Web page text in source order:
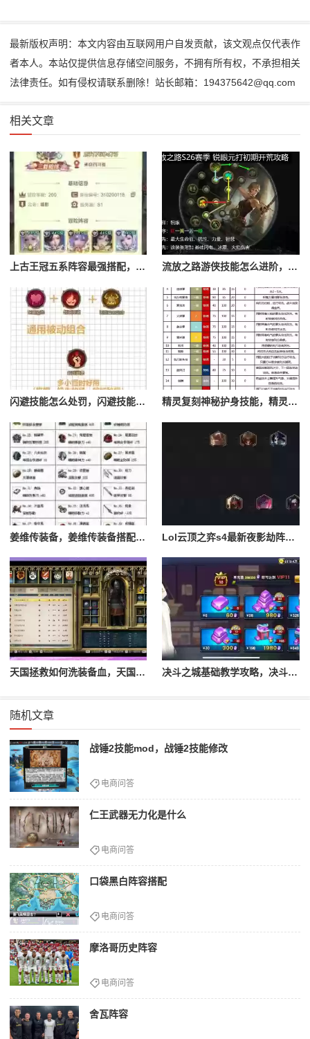
最新版权声明：本文内容由互联网用户自发贡献，该文观点仅代表作
者本人。本站仅提供信息存储空间服务，不拥有所有权，不承担相关
法律责任。如有侵权请联系删除！站长邮箱：194375642@qq.com
相关文章
上古王冠五系阵容最强搭配，上古王冠五星排行 流放之路游侠技能怎么进阶，流放之路游侠技能怎么进阶的
闪避技能怎么处罚，闪避技能怎么处罚队友 精灵复刻神秘护身技能，精灵复刻攻略
姜维传装备，姜维传装备搭配一览表最新 Lol云顶之弈s4最新夜影劫阵容搭配，云顶之奕夜影劫阵容
天国拯救如何洗装备血，天国拯救怎么洗衣服 决斗之城基础教学攻略，决斗之城教学攻略2111
随机文章
战锤2技能mod，战锤2技能修改
电商问答
仁王武器无力化是什么
电商问答
口袋黑白阵容搭配
电商问答
摩洛哥历史阵容
电商问答
舍瓦阵容